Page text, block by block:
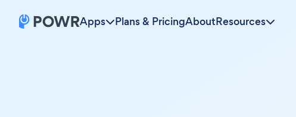
Apps Plans & PricingAboutResources